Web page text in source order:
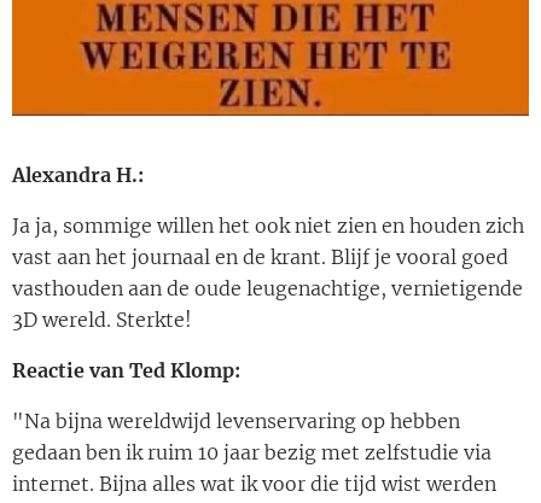
Alexandra H.:
Ja ja, sommige willen het ook niet zien en houden zich
vast aan het journaal en de krant. Blijf je vooral goed
vasthouden aan de oude leugenachtige, vernietigende
3D wereld. Sterkte!
Reactie van Ted Klomp:
"Na bijna wereldwijd levenservaring op hebben
gedaan ben ik ruim 10 jaar bezig met zelfstudie via
internet. Bijna alles wat ik voor die tijd wist werden